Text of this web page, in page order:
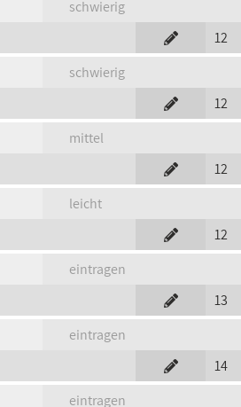
schwierig
12
schwierig
12
mittel
12
leicht
12
eintragen
13
eintragen
14
eintragen